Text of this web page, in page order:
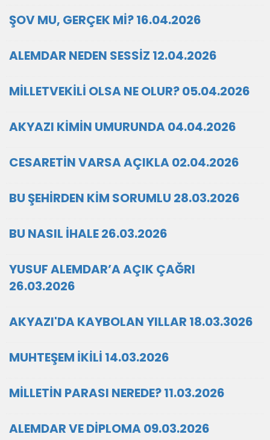
ŞOV MU, GERÇEK Mİ? 16.04.2026
ALEMDAR NEDEN SESSİZ 12.04.2026
MİLLETVEKİLİ OLSA NE OLUR? 05.04.2026
AKYAZI KİMİN UMURUNDA 04.04.2026
CESARETİN VARSA AÇIKLA 02.04.2026
BU ŞEHİRDEN KİM SORUMLU 28.03.2026
BU NASIL İHALE 26.03.2026
YUSUF ALEMDAR’A AÇIK ÇAĞRI
26.03.2026
AKYAZI'DA KAYBOLAN YILLAR 18.03.3026
MUHTEŞEM İKİLİ 14.03.2026
MİLLETİN PARASI NEREDE? 11.03.2026
ALEMDAR VE DİPLOMA 09.03.2026